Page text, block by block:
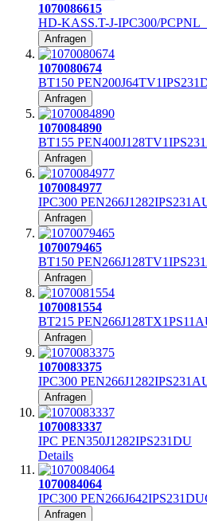
1070086615
HD-KASS.T-J-IPC300/
Anfragen
1070080674
BT150
Anfragen
1070084890
BT155
Anfragen
1070084977
IPC300
Anfragen
1070079465
BT150
Anfragen
1070081554
BT215
Anfragen
1070083375
IPC300
Anfragen
1070083337
IPC PEN350J1282IPS231DU
Details
1070084064
IPC300
Anfragen